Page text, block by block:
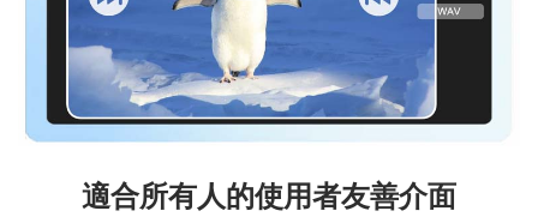
適合所有人的使用者友善介面